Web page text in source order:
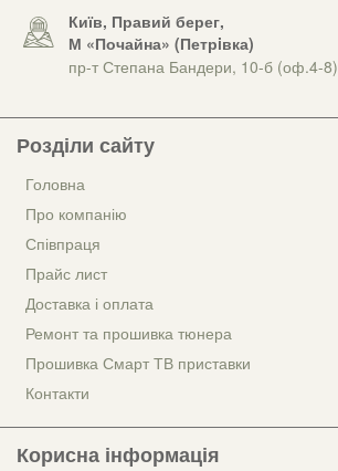
Київ, Правий берег,
М «Почайна» (Петрiвка)
пр-т Степана Бандери, 10-б (оф.4-8)
Розділи сайту
Головна
Про компанію
Співпраця
Прайс лист
Доставка і оплата
Ремонт та прошивка тюнера
Прошивка Смарт ТВ приставки
Контакти
Корисна інформація